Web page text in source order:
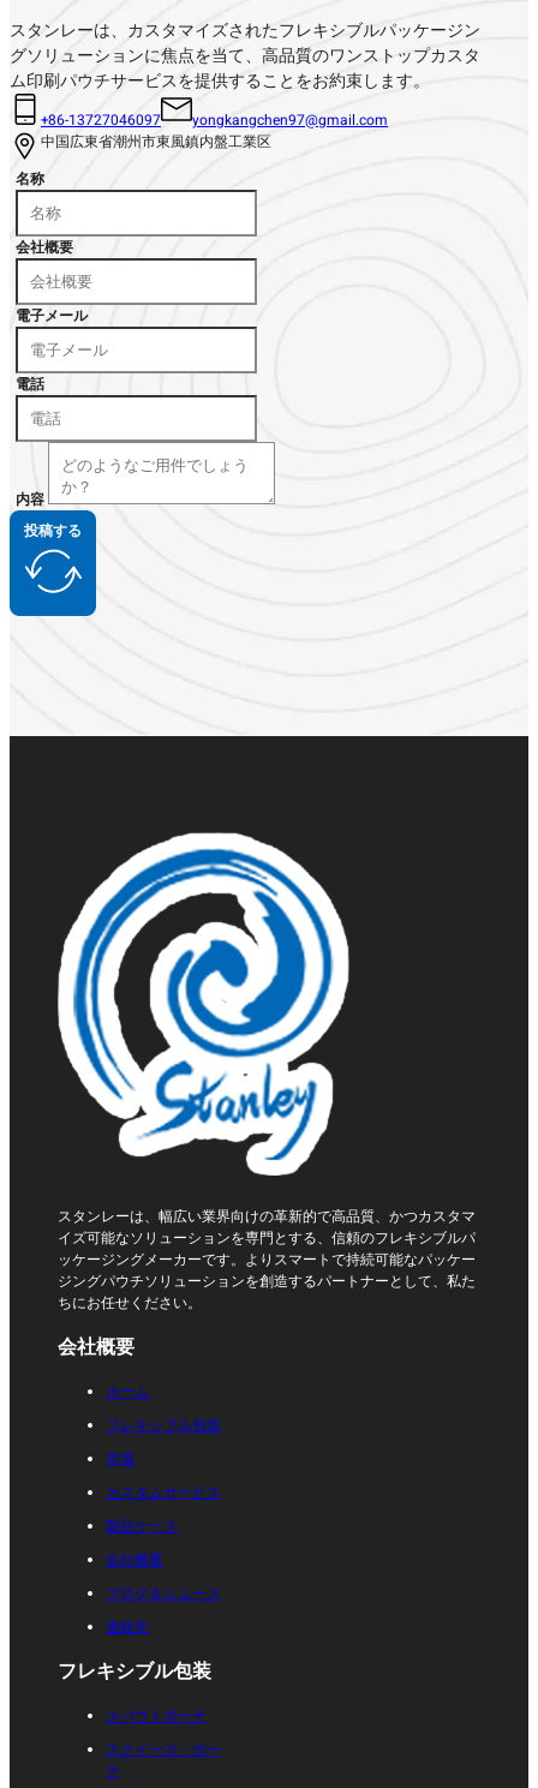
スタンレーは、カスタマイズされたフレキシブルパッケージン
グソリューションに焦点を当て、高品質のワンストップカスタ
ム印刷パウチサービスを提供することをお約束します。
+86-13727046097
yongkangchen97@gmail.com
中国広東省潮州市東風鎮内盤工業区
名称
会社概要
電子メール
電話
内容
投稿する
スタンレーは、幅広い業界向けの革新的で高品質、かつカスタマ
イズ可能なソリューションを専門とする、信頼のフレキシブルパ
ッケージングメーカーです。よりスマートで持続可能なパッケー
ジングパウチソリューションを創造するパートナーとして、私た
ちにお任せください。
会社概要
ホーム
フレキシブル包装
市場
カスタムサービス
製品ケース
会社概要
ブログ＆ニュース
連絡先
フレキシブル包装
スパウトポーチ
スクイーズ・ポー
チ